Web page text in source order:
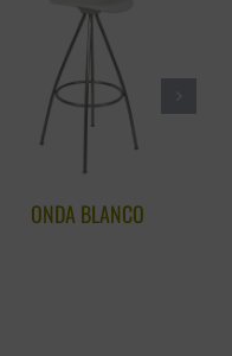
ONDA BLANCO